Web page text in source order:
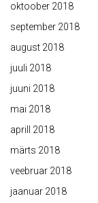
oktoober 2018
september 2018
august 2018
juuli 2018
juuni 2018
mai 2018
aprill 2018
märts 2018
veebruar 2018
jaanuar 2018